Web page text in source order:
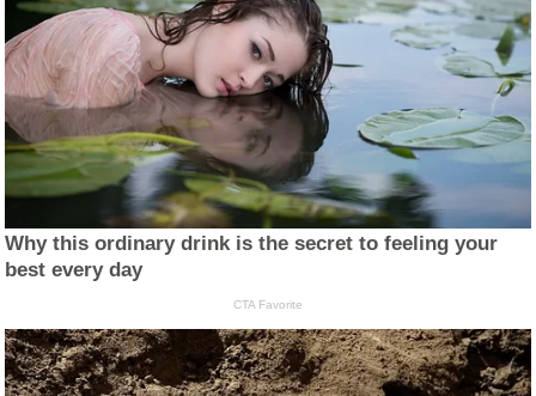
Why this ordinary drink is the secret to feeling your
best every day
CTA Favorite